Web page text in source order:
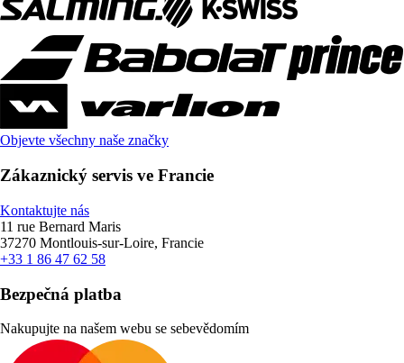
Objevte všechny naše značky
Zákaznický servis ve Francie
Kontaktujte nás
11 rue Bernard Maris
37270 Montlouis-sur-Loire, Francie
+33 1 86 47 62 58
Bezpečná platba
Nakupujte na našem webu se sebevědomím